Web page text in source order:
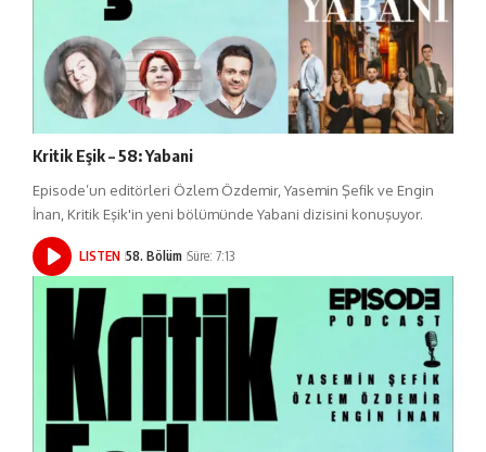
Kritik Eşik – 58: Yabani
Episode’un editörleri Özlem Özdemir, Yasemin Şefik ve Engin
İnan, Kritik Eşik'in yeni bölümünde Yabani dizisini konuşuyor.
LISTEN 58. Bölüm Süre: 7:13